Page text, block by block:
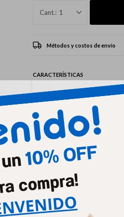
1
Métodos y costos de envío
CARACTERÍSTICAS
Mascota
Etapa de vida
pueden interesar